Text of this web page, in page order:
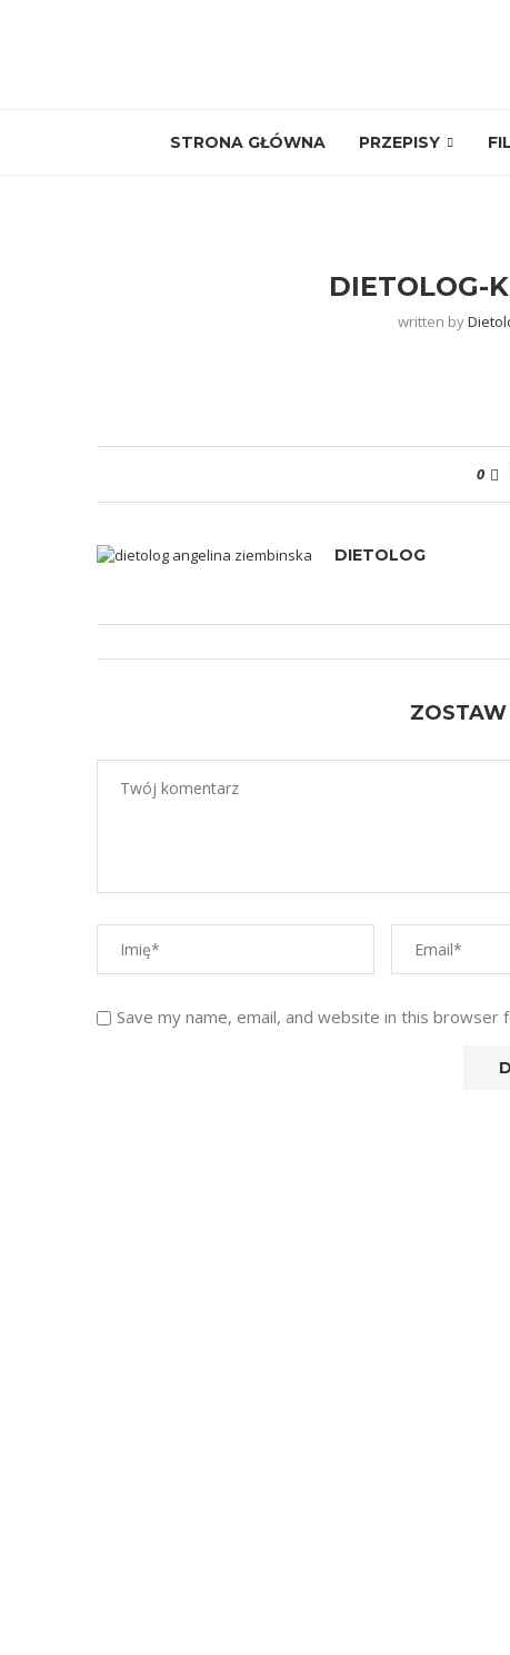
STRONA GŁÓWNA PRZEPISY
DIETOLOG-
written by
0
DIETOLOG
Save my name, email, and website in this